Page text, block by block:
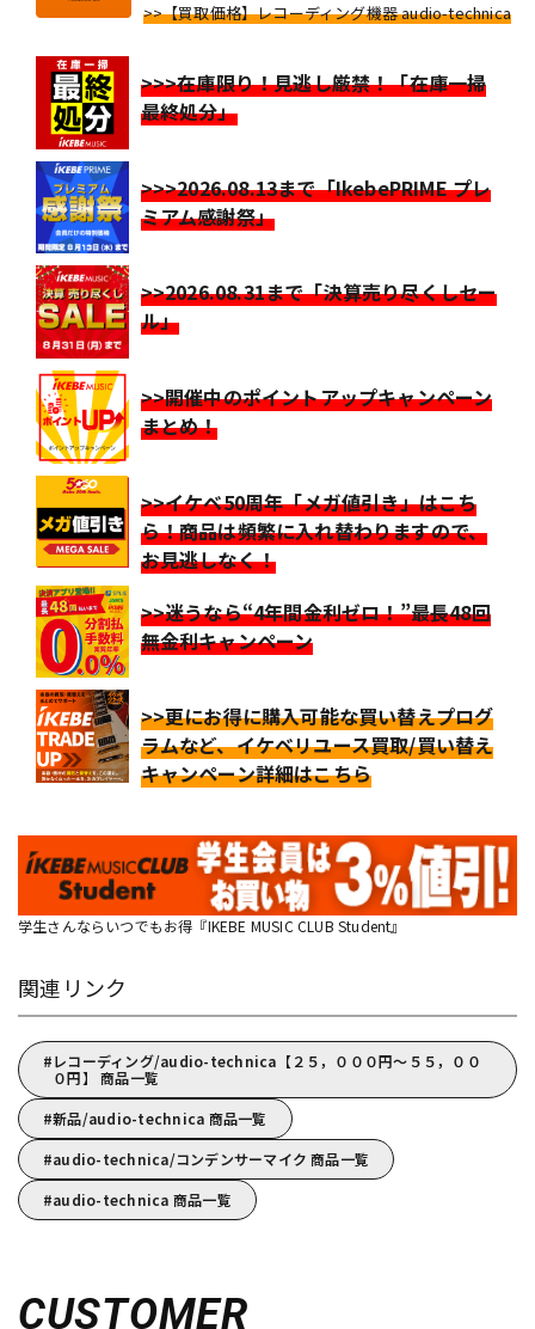
>>【買取価格】レコーディング機器 audio-technica
>>>在庫限り！見逃し厳禁！「在庫一掃
最終処分」
>>>2026.08.13まで「IkebePRIME プレ
ミアム感謝祭」
>>2026.08.31まで「決算売り尽くしセー
ル」
>>開催中のポイントアップキャンペーン
まとめ！
>>イケベ50周年「メガ値引き」はこち
ら！商品は頻繁に入れ替わりますので、
お見逃しなく！
>>迷うなら“4年間金利ゼロ！”最長48回
無金利キャンペーン
>>更にお得に購入可能な買い替えプログ
ラムなど、イケベリユース買取/買い替え
キャンペーン詳細はこちら
学生さんならいつでもお得『IKEBE MUSIC CLUB Student』
関連リンク
レコーディング/audio-technica【２５，０００円～５５，００
０円】 商品一覧
新品/audio-technica 商品一覧
audio-technica/コンデンサーマイク 商品一覧
audio-technica 商品一覧
CUSTOMER